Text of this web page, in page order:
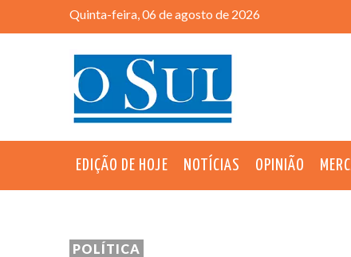
Quinta-feira, 06 de agosto de 2026
EDIÇÃO DE HOJE NOTÍCIAS OPINIÃO
POLÍTICA